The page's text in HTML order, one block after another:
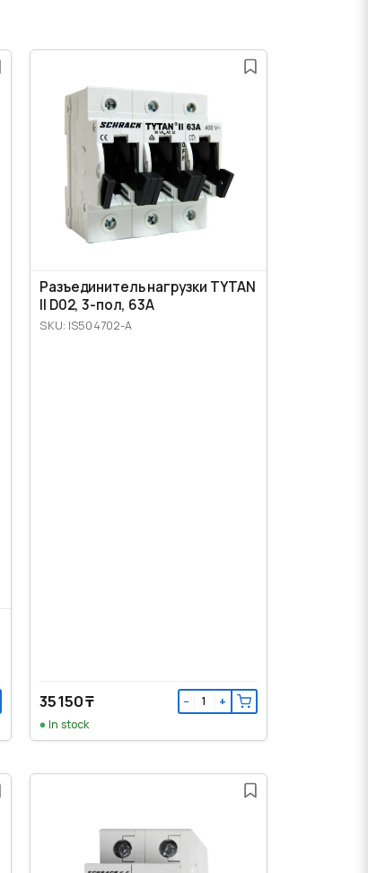
Разъединитель нагрузки TYTAN
II D02, 3-пол, 63A
SKU: IS504702-A
35 150 ₸ − +
In stock